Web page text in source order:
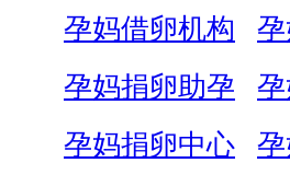
孕妈借卵机构
孕妈捐卵助孕
孕妈捐卵中心